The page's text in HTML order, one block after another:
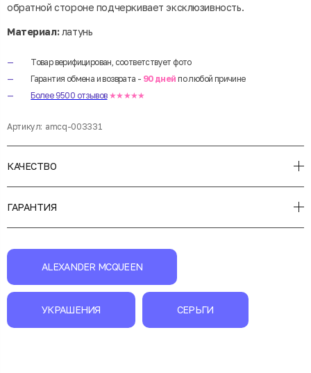
обратной стороне подчеркивает эксклюзивность.
Материал:латунь
Товар верифицирован, соответствует фото
Гарантия обмена и возврата - 90 дней по любой причине
Более 9500 отзывов ★★★★★
Артикул: amcq-003331
КАЧЕСТВО
ГАРАНТИЯ
ALEXANDER MCQUEEN
УКРАШЕНИЯ СЕРЬГИ